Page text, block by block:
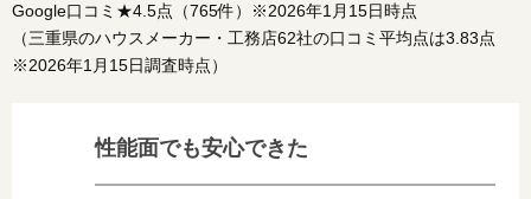
Google口コミ★4.5点（765件）※2026年1月15日時点
（三重県のハウスメーカー・工務店62社の口コミ平均点は3.83点
※2026年1月15日調査時点）
性能面でも安心できた